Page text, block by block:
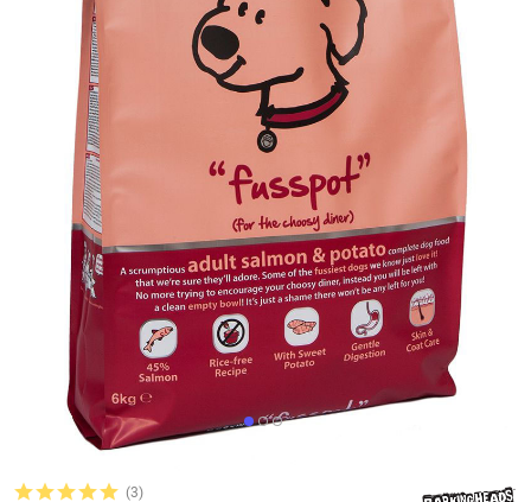
Музыкальные
аксессуары
(3)